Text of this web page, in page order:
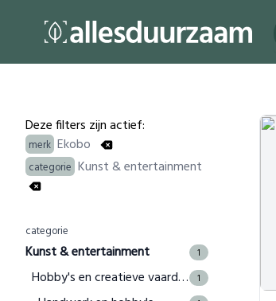
Filters
Deze filters zijn actief:
merk Ekobo
categorie Kunst & entertainment
categorie
Kunst & entertainment 1
Hobby's en creatieve vaardigheden 1
Products